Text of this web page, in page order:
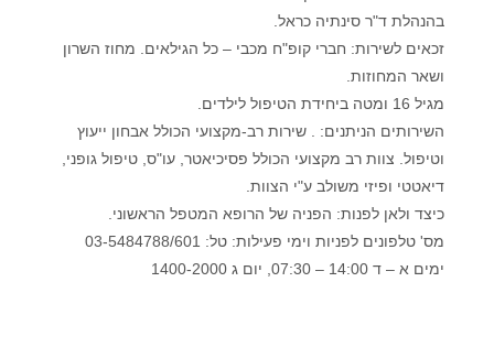
בהנהלת ד"ר סינתיה כראל.
זכאים לשירות: חברי קופ"ח מכבי – כל הגילאים. מחוז השרון
ושאר המחוזות.
מגיל 16 ומטה ביחידת הטיפול לילדים.
השירותים הניתנים: . שירות רב-מקצועי הכולל אבחון ייעוץ
וטיפול. צוות רב מקצועי הכולל פסיכיאטר, עו"ס, טיפול גופני,
דיאטטי ופיזי משולב ע"י הצוות.
כיצד ולאן לפנות: הפניה של הרופא המטפל הראשוני.
מס' טלפונים לפניות וימי פעילות: טל: 03-5484788/601
ימים א – ד 14:00 – 07:30, יום ג 1400-2000